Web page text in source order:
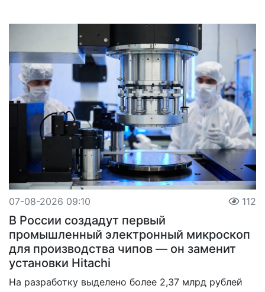
07-08-2026 09:10 112
В России создадут первый
промышленный электронный микроскоп
для производства чипов — он заменит
установки Hitachi
На разработку выделено более 2,37 млрд рублей